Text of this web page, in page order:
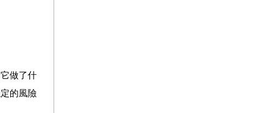
做了什
的風險